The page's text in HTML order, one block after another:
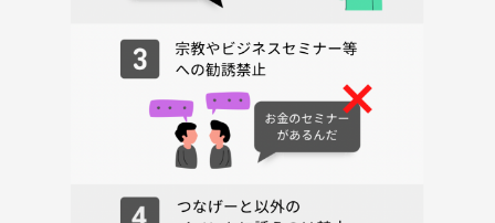
女性が１人にならないようにした方がいいと思うので参加される方は性
あと待ち合わせのときに名前がわかった方がいいので、名前が初期設定
の方は当日に呼んで欲しい呼び方を教えてください
友達感覚がいいし不慣れな部分や至らぬ点があると思いますので、参加